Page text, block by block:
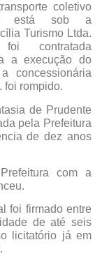
coletivo
está sob a
Turismo Ltda.
contratada
a execução do
concessionária
foi rompido.
de Prudente
pela Prefeitura
de dez anos
com a
foi firmado entre
de até seis
licitatório já em